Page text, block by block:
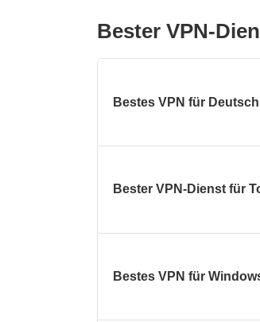
Bester VPN-
Bestes VPN für
Bester VPN-Dienst für
Bestes VPN für